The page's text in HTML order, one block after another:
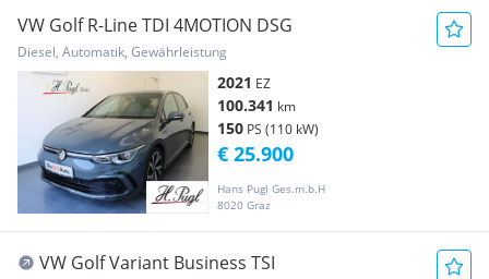
VW Golf R-Line TDI 4MOTION DSG
Diesel, Automatik, Gewährleistung
2021 EZ
100.341 km
150 PS (110 kW)
Hans Pugl Ges.m.b.H
8020 Graz
€ 25.900
VW Golf Variant Business TSI